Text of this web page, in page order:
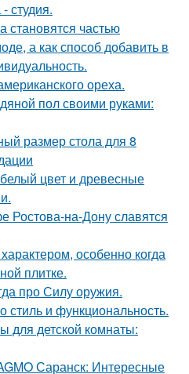
студия.
становятся частью
а как способ добавить в
ореха.
пол своими руками:
размер стола для 8
цвет и древесные
Ростова-на-Дону славятся
особенно когда
плитке.
про Силу оружия.
стиль и функциональность.
для детской комнаты:
Саранск: Интересные